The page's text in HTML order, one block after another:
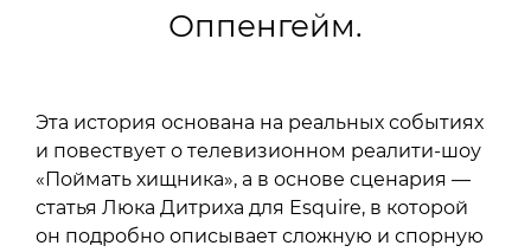
Оппенгейм.
Эта история основана на реальных событиях
и повествует о телевизионном реалити-шоу
«Поймать хищника», а в основе сценария —
статья Люка Дитриха для Esquire, в которой
он подробно описывает сложную и спорную